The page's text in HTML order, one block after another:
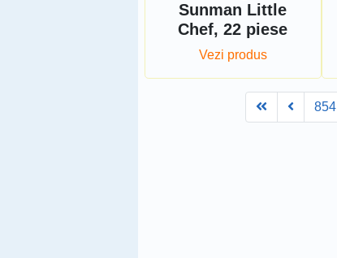
Sunman Little
Chef, 22 piese
Vezi produs
FirstPrev854